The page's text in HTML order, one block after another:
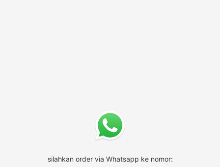
silahkan order via Whatsapp ke nomor: